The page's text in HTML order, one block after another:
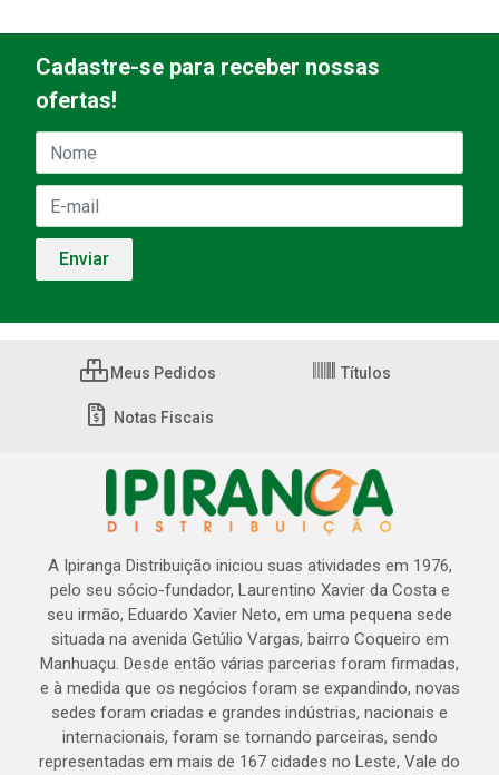
Cadastre-se para receber nossas
ofertas!
Meus Pedidos Títulos
Notas Fiscais
A Ipiranga Distribuição iniciou suas atividades em 1976,
pelo seu sócio-fundador, Laurentino Xavier da Costa e
seu irmão, Eduardo Xavier Neto, em uma pequena sede
situada na avenida Getúlio Vargas, bairro Coqueiro em
Manhuaçu. Desde então várias parcerias foram firmadas,
e à medida que os negócios foram se expandindo, novas
sedes foram criadas e grandes indústrias, nacionais e
internacionais, foram se tornando parceiras, sendo
representadas em mais de 167 cidades no Leste, Vale do